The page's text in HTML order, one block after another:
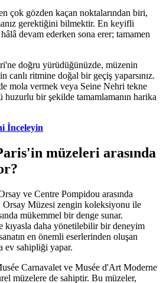
çok gözden kaçan noktalarından biri,
gerektiğini bilmektir. En keyifli
devam ederken sona erer; tamamen
doğru yürüdüğünüzde, müzenin
canlı ritmine doğal bir geçiş yaparsınız.
mola vermek veya Seine Nehri tekne
huzurlu bir şekilde tamamlamanın harika
İnceleyin
müzeleri arasında
ve Centre Pompidou arasında
Orsay Müzesi zengin koleksiyonu ile
mükemmel bir denge sunar.
kıyasla daha yönetilebilir bir deneyim
en önemli eserlerinden oluşan
ev sahipliği yapar.
Carnavalet ve Musée d'Art Moderne
müzelere de sahiptir. Bu müzeler,